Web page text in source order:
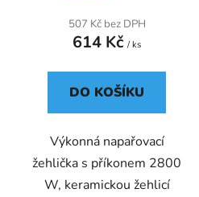
507 Kč bez DPH
614 Kč / ks
DO KOŠÍKU
Výkonná napařovací
žehlička s příkonem 2800
W, keramickou žehlicí